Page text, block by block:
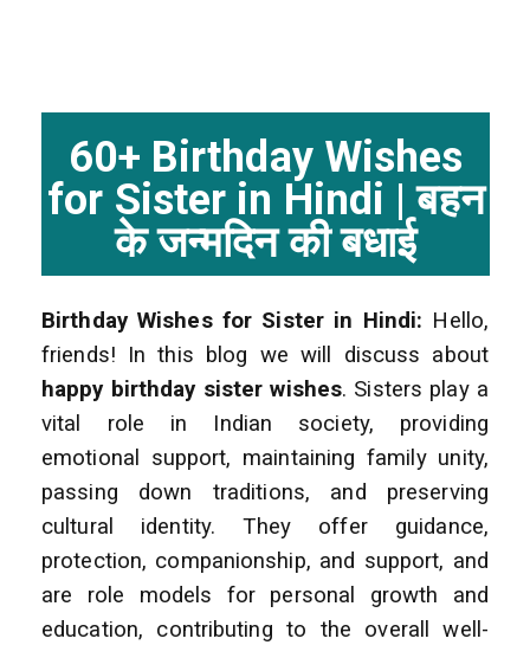
60+ Birthday Wishes
for Sister in Hindi | बहन
के जन्मदिन की बधाई
Birthday Wishes for Sister in Hindi: Hello,
friends! In this blog we will discuss about
happy birthday sister wishes. Sisters play a
vital role in Indian society, providing
emotional support, maintaining family unity,
passing down traditions, and preserving
cultural identity. They offer guidance,
protection, companionship, and support, and
are role models for personal growth and
education, contributing to the overall well-